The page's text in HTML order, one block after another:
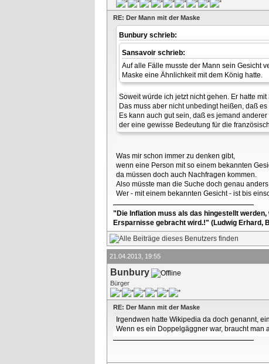
RE: Der Mann mit der Maske
Bunbury schrieb:
Sansavoir schrieb:
Auf alle Fälle musste der Mann sein Gesicht
Maske eine Ähnlichkeit mit dem König hatte.
Soweit würde ich jetzt nicht gehen. Er hatte
Das muss aber nicht unbedingt heißen, daß
Es kann auch gut sein, daß es jemand
der eine gewisse Bedeutung für die
Was mir schon immer zu denken gibt,
wenn eine Person mit so einem bekannten
da müssen doch auch Nachfragen kommen.
Also müsste man die Suche doch genau
Wer - mit einem bekannten Gesicht - ist bis
"Die Inflation muss als das hingestellt
Ersparnisse gebracht wird.!" (Ludwig Erhard,
21.04.2013, 19:55
Bunbury
Bürger
RE: Der Mann mit der Maske
Irgendwen hatte Wikipedia da doch genannt,
Wenn es ein Doppelgäggner war, braucht man